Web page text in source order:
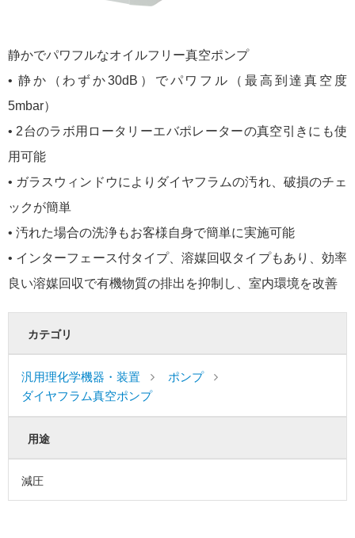
静かでパワフルなオイルフリー真空ポンプ
• 静か（わずか30dB）でパワフル（最高到達真空度
5mbar）
• 2台のラボ用ロータリーエバポレーターの真空引きにも使
用可能
• ガラスウィンドウによりダイヤフラムの汚れ、破損のチェ
ックが簡単
• 汚れた場合の洗浄もお客様自身で簡単に実施可能
• インターフェース付タイプ、溶媒回収タイプもあり、効率
良い溶媒回収で有機物質の排出を抑制し、室内環境を改善
カテゴリ
汎用理化学機器・装置
ポンプ
ダイヤフラム真空ポンプ
用途
減圧